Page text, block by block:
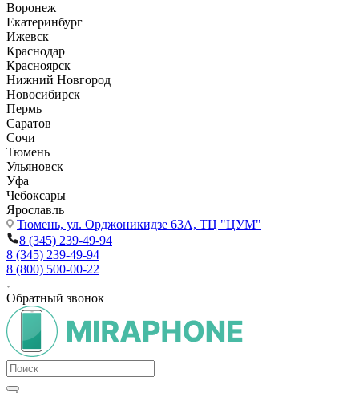
Воронеж
Екатеринбург
Ижевск
Краснодар
Красноярск
Нижний Новгород
Новосибирск
Пермь
Саратов
Сочи
Тюмень
Ульяновск
Уфа
Чебоксары
Ярославль
Тюмень, ул. Орджоникидзе 63А, ТЦ "ЦУМ"
8 (345) 239-49-94
8 (345) 239-49-94
8 (800) 500-00-22
Обратный звонок